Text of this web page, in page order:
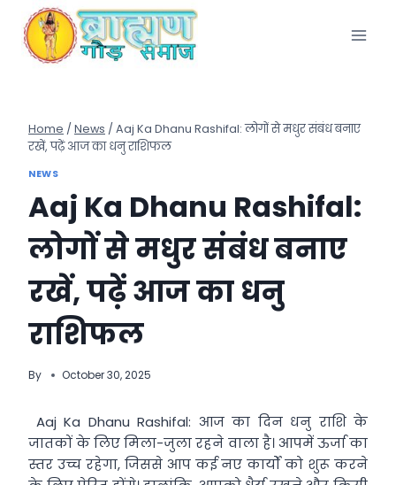
content
Home / News / Aaj Ka Dhanu Rashifal: लोगों से मधुर संबंध बनाए
रखें, पढ़ें आज का धनु राशिफल
NEWS
Aaj Ka Dhanu Rashifal:
लोगों से मधुर संबंध बनाए
रखें, पढ़ें आज का धनु
राशिफल
By October 30, 2025
Aaj Ka Dhanu Rashifal: आज का दिन धनु राशि के
जातकों के लिए मिला-जुला रहने वाला है। आपमें ऊर्जा का
स्तर उच्च रहेगा, जिससे आप कई नए कार्यों को शुरू करने